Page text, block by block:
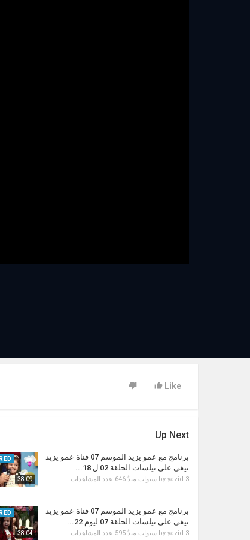
Like
Up Next
38:09
برنامج مع عمو يزيد الموسم 07 قناة عمو يزيد
تيفي على نيلسات الحلقة 02 ل 18...
by yazid 3 سنوات منذُ 646 عدد المشاهدات
38:04
برنامج مع عمو يزيد الموسم 07 قناة عمو يزيد
تيفي على نيلسات الحلقة 07 ليوم 22...
by yazid 3 سنوات منذُ 595 عدد المشاهدات